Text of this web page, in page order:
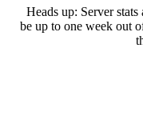
Heads up: Server
be up to one week out